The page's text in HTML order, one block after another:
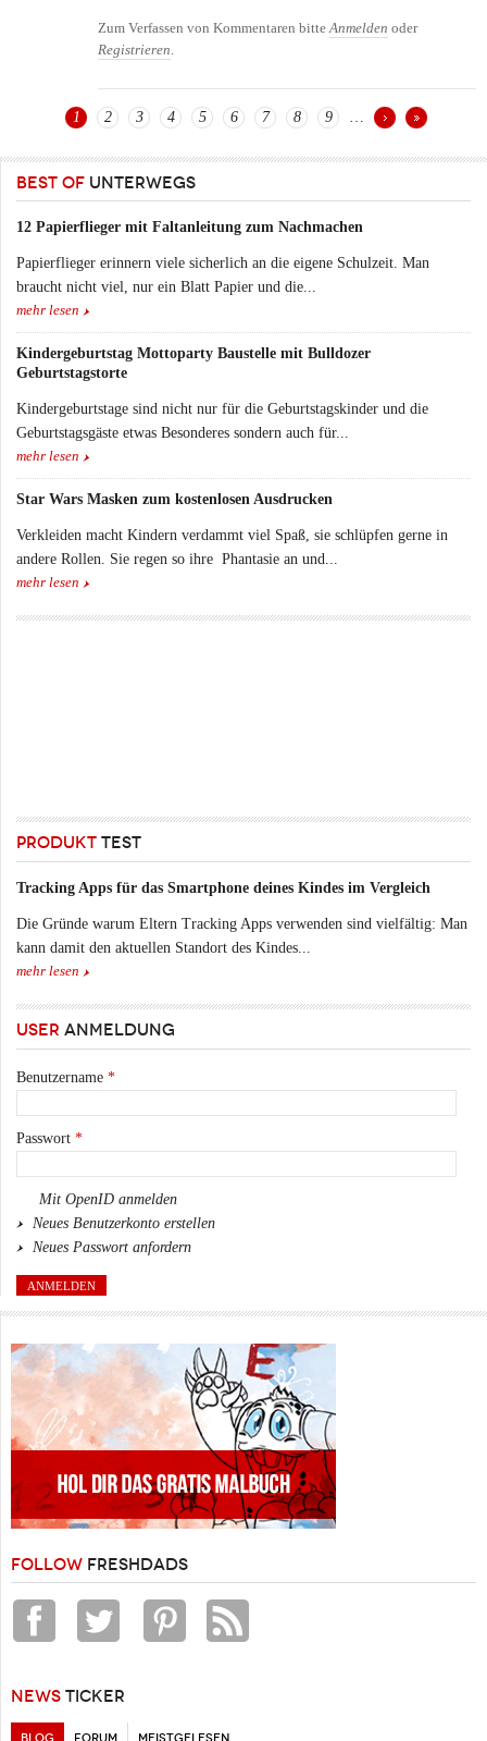
Zum Verfassen von Kommentaren bitte Anmelden oder
Registrieren
1 2 3 4 5 6 7 8 9
BEST OF UNTERWEGS
12 Papierflieger mit Faltanleitung zum Nachmachen
Papierflieger erinnern viele sicherlich an die eigene Schulzeit. Man
braucht nicht viel, nur ein Blatt Papier und die...
mehr lesen
Kindergeburtstag Mottoparty Baustelle mit Bulldozer
Geburtstagstorte
Kindergeburtstage sind nicht nur für die Geburtstagskinder und die
Geburtstagsgäste etwas Besonderes sondern auch für...
mehr lesen
Star Wars Masken zum kostenlosen Ausdrucken
Verkleiden macht Kindern verdammt viel Spaß, sie schlüpfen gerne in
andere Rollen. Sie regen so ihre Phantasie an und...
mehr lesen
PRODUKT TEST
Tracking Apps für das Smartphone deines Kindes im Vergleich
Die Gründe warum Eltern Tracking Apps verwenden sind vielfältig: Man
kann damit den aktuellen Standort des Kindes...
mehr lesen
USER ANMELDUNG
Benutzername *
Passwort *
Mit OpenID anmelden
Neues Benutzerkonto erstellen
Neues Passwort anfordern
FOLLOW FRESHDADS
NEWS TICKER